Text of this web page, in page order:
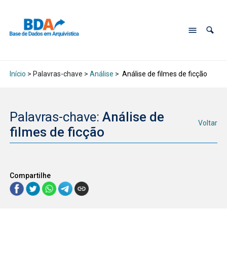
Início > Palavras-chave > Análise > Análise de filmes de ficção
Palavras-chave: Análise de
filmes de ficção
Voltar
Compartilhe